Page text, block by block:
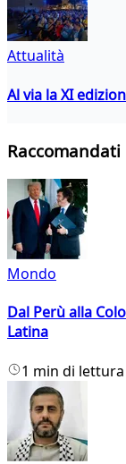
Attualità
Al via la XI
Mondo
Dal Perù alla
Latina
1 min di lettura